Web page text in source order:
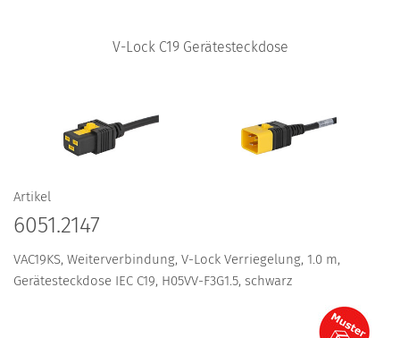
V-Lock C19 Gerätesteckdose
Artikel
6051.2147
VAC19KS, Weiterverbindung, V-Lock Verriegelung, 1.0 m,
Gerätesteckdose IEC C19, H05VV-F3G1.5, schwarz